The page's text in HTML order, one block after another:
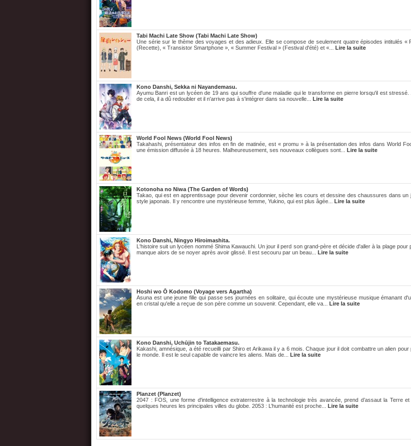
Tabi Machi Late Show (Tabi Machi Late Show)
Une série sur le thème des voyages et des adieux. Elle se compose de seulement quatre épisodes intitulés «
(Recette), « Transistor Smartphone », « Summer Festival » (Festival d'été) et «... Lire la suite
Kono Danshi, Sekka ni Nayandemasu.
Ayumu Banri est un lycéen de 19 ans qui souffre d'une maladie qui le transforme en pierre lorsqu'il est stressé.
de cela, il a dû redoubler et il n'arrive pas à s'intégrer dans sa nouvelle... Lire la suite
World Fool News (World Fool News)
Takahashi, présentateur des infos en fin de matinée, est « promu » à la présentation des infos dans World
une émission diffusée à 18 heures. Malheureusement, ses nouveaux collègues sont... Lire la suite
Kotonoha no Niwa (The Garden of Words)
Takao, qui est en apprentissage pour devenir cordonnier, sèche les cours et dessine des chaussures dans un
style japonais. Il y rencontre une mystérieuse femme, Yukino, qui est plus âgée... Lire la suite
Kono Danshi, Ningyo Hiroimashita.
L'histoire suit un lycéen nommé Shima Kawauchi. Un jour il perd son grand-père et décide d'aller à la plage pour
manque alors de se noyer après avoir glissé. Il est secouru par un beau... Lire la suite
Hoshi wo Ō Kodomo (Voyage vers Agartha)
Asuna est une jeune fille qui passe ses journées en solitaire, qui écoute une mystérieuse musique émanant
en cristal qu'elle a reçue de son père comme un souvenir. Cependant, elle va... Lire la suite
Kono Danshi, Uchūjin to Tatakaemasu.
Kakashi, amnésique, a été recueilli par Shiro et Arikawa il y a 6 mois. Chaque jour il doit combattre un alien pour
le monde. Il est le seul capable de vaincre les aliens. Mais de... Lire la suite
Planzet (Planzet)
2047 : FOS, une forme d'intelligence extraterrestre à la technologie très avancée, prend d’assaut la Terre
quelques heures les principales villes du globe. 2053 : L’humanité est proche... Lire la suite